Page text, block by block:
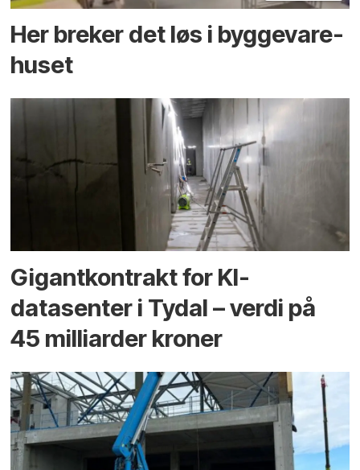
Her breker det løs i bygge­vare­
huset
Gigantkontrakt for KI-
datasenter i Tydal – verdi på
45 milliarder kroner